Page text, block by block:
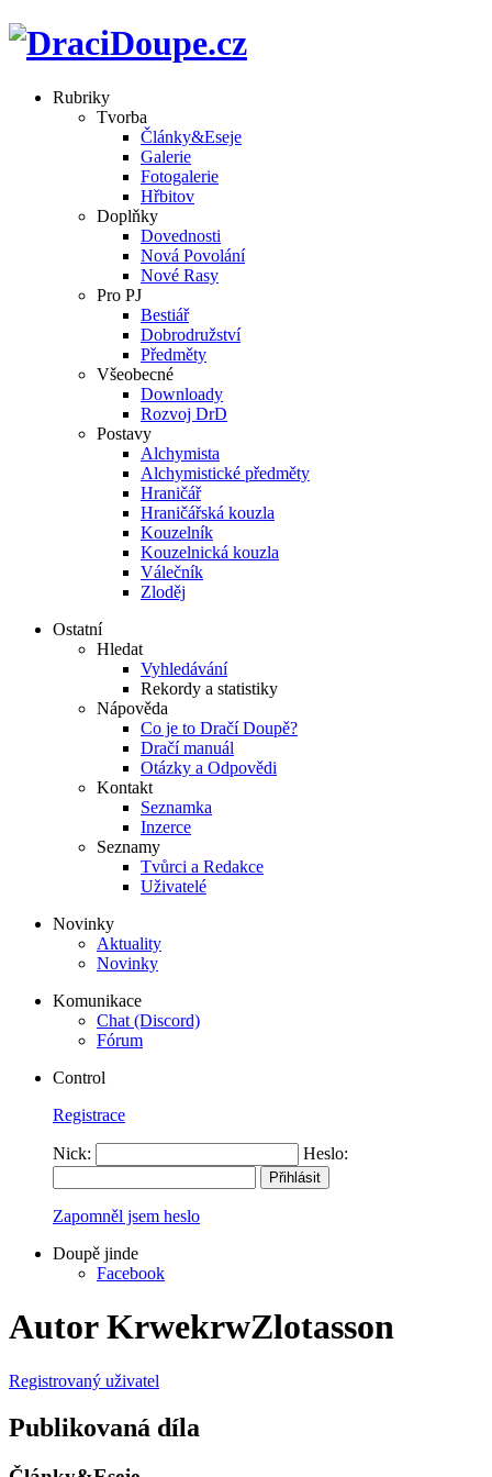
Rubriky
Tvorba
Články&Eseje
Galerie
Fotogalerie
Hřbitov
Doplňky
Dovednosti
Nová Povolání
Nové Rasy
Pro PJ
Bestiář
Dobrodružství
Předměty
Všeobecné
Downloady
Rozvoj DrD
Postavy
Alchymista
Alchymistické předměty
Hraničář
Hraničářská kouzla
Kouzelník
Kouzelnická kouzla
Válečník
Zloděj
Ostatní
Hledat
Vyhledávání
Rekordy a statistiky
Nápověda
Co je to Dračí Doupě?
Dračí manuál
Otázky a Odpovědi
Kontakt
Seznamka
Inzerce
Seznamy
Tvůrci a Redakce
Uživatelé
Novinky
Aktuality
Novinky
Komunikace
Chat (Discord)
Fórum
Control
Registrace
Nick: Heslo:
Zapomněl jsem heslo
Doupě jinde
Facebook
Autor KrwekrwZlotasson
Registrovaný uživatel
Publikovaná díla